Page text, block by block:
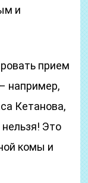
и
прием
например,
Кетанова,
Это
комы и